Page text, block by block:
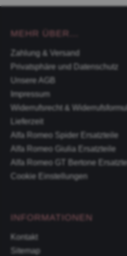
MEHR ÜBER...
Zahlung & Versand
Privatsphäre und Datenschutz
Unsere AGB
Impressum
Widerrufsrecht &
Lieferzeit
Alfa Romeo Spider Ersatzteile
Alfa Romeo Giulia Ersatzteile
Alfa Romeo GT Bertone
Cookie Einstellungen
INFORMATIONEN
Kontakt
Sitemap